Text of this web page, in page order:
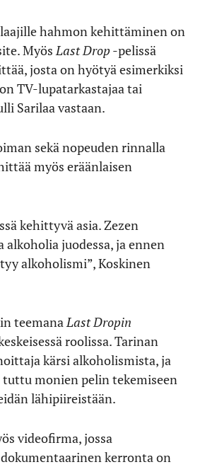
hahmon kehittäminen on
MyösLast Drop-pelissä
josta on hyötyä esimerkiksi
TV-lupatarkastajaa tai
Sarilaa vastaan.
sekä nopeuden rinnalla
myös eräänlaisen
kehittyvä asia. Zezen
alkoholia juodessa, ja ennen
alkoholismi”, Koskinen
teemanaLast Dropin
roolissa. Tarinan
kärsi alkoholismista, ja
tuttu monien pelin tekemiseen
lähipiireistään.
videofirma, jossa
kerronta on